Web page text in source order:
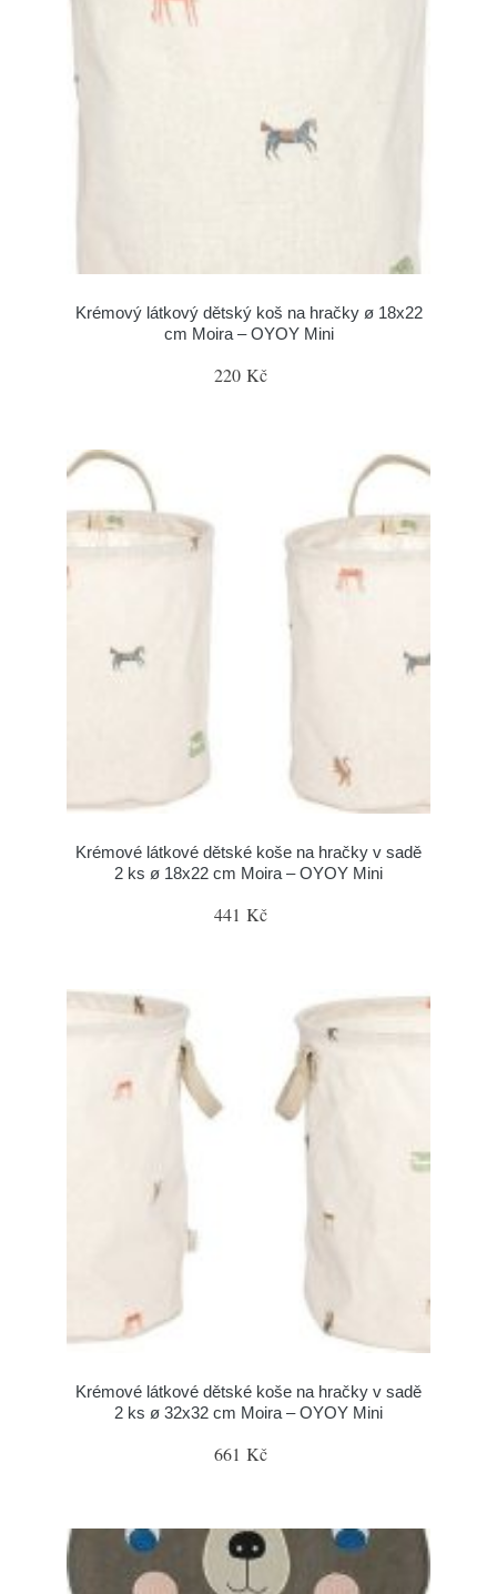
Krémový látkový dětský koš na hračky ø 18x22
cm Moira – OYOY Mini
220 Kč
Krémové látkové dětské koše na hračky v sadě
2 ks ø 18x22 cm Moira – OYOY Mini
441 Kč
Krémové látkové dětské koše na hračky v sadě
2 ks ø 32x32 cm Moira – OYOY Mini
661 Kč